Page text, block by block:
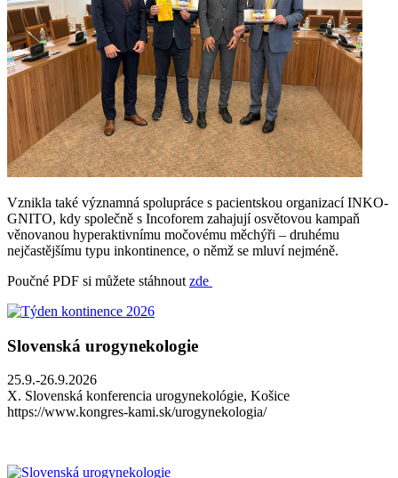
Vznikla také významná spolupráce s pacientskou organizací INKO-
GNITO, kdy společně s Incoforem zahajují osvětovou kampaň
věnovanou hyperaktivnímu močovému měchýři – druhému
nejčastějšímu typu inkontinence, o němž se mluví nejméně.
Poučné PDF si můžete stáhnout zde
Slovenská urogynekologie
25.9.-26.9.2026
X. Slovenská konferencia urogynekológie, Košice
https://www.kongres-kami.sk/urogynekologia/